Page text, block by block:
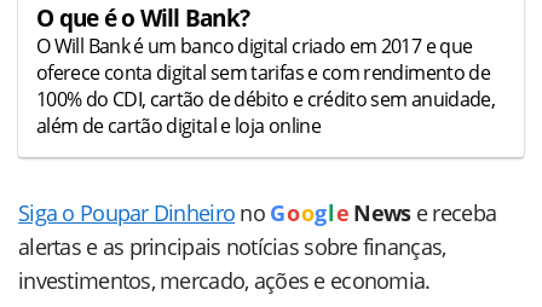
O que é o Will Bank?
O Will Bank é um banco digital criado em 2017 e que
oferece conta digital sem tarifas e com rendimento de
100% do CDI, cartão de débito e crédito sem anuidade,
além de cartão digital e loja online
Siga o Poupar Dinheiro no Goog le News e receba
alertas e as principais notícias sobre finanças,
investimentos, mercado, ações e economia.